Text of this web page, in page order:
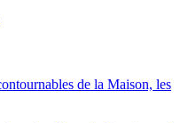
de la Maison, les